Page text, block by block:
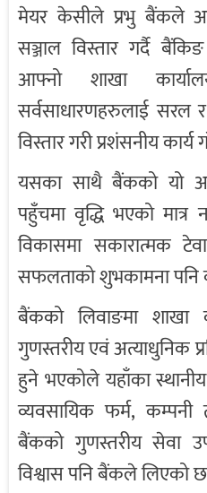
मेयर केसीले प्रभु बैंकले
सञ्जाल विस्तार गर्दै
आफ्नो शाखा
सर्वसाधारणहरुलाई
विस्तार गरी प्रशंसनीय
यसका साथै बैंकको यो
पहुँचमा वृद्धि भएको
विकासमा सकारात्मक
सफलताको शुभकामना पनि
बैंकको लिवाङमा शाखा
गुणस्तरीय एवं अत्याधुनिक
हुने भएकोले यहाँका
व्यवसायिक फर्म,
बैंकको गुणस्तरीय सेवा
विश्वास पनि बैंकले लिएको